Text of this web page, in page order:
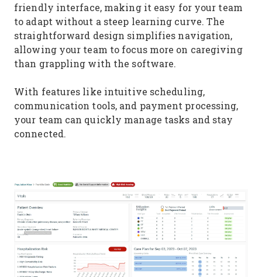
friendly interface, making it easy for your team
to adapt without a steep learning curve. The
straightforward design simplifies navigation,
allowing your team to focus more on caregiving
than grappling with the software.
With features like intuitive scheduling,
communication tools, and payment processing,
your team can quickly manage tasks and stay
connected.